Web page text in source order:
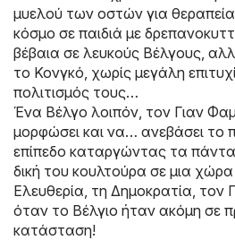
μυελού των οστών για
κόσμο σε παιδιά με
βέβαια σε λευκούς Βέλγους,
το Κονγκό, χωρίς μεγάλη
πολιτισμός τους…
Ένα Βέλγο λοιπόν, τον Γιαν
μορφώσει και να… ανεβάσει το
επίπεδο καταργώντας τα
δική του κουλτούρα σε μια
Ελευθερία, τη Δημοκρατία, τον
όταν το Βέλγιο ήταν ακόμη σε
κατάσταση!